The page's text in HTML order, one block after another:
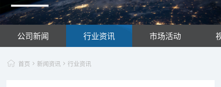
公司新闻 行业资讯 市场活动
首页 新闻资讯 行业资讯